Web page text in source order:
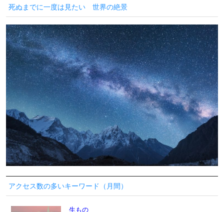
死ぬまでに一度は見たい 世界の絶景
アクセス数の多いキーワード（月間）
生もの